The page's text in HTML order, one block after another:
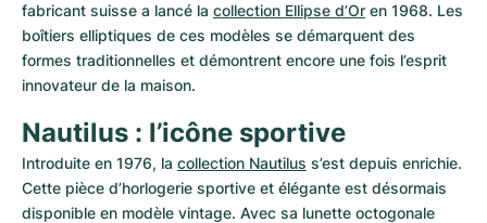
fabricant suisse a lancé la collection Ellipse d’Or en 1968. Les
boîtiers elliptiques de ces modèles se démarquent des
formes traditionnelles et démontrent encore une fois l’esprit
innovateur de la maison.
Nautilus : l’icône sportive
Introduite en 1976, la collection Nautilus s’est depuis enrichie.
Cette pièce d’horlogerie sportive et élégante est désormais
disponible en modèle vintage. Avec sa lunette octogonale